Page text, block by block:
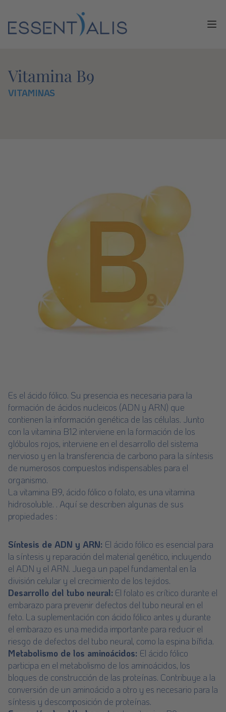
Vitamina B9
VITAMINAS
Es el ácido fólico. Su presencia es necesaria para la
formación de ácidos nucleicos (ADN y ARN) que
contienen la información genética de las células. Junto
con la vitamina B12 interviene en la formación de los
glóbulos rojos, interviene en el desarrollo del sistema
nervioso y en la transferencia de carbono para la síntesis
de numerosos compuestos indispensables para el
organismo.
La vitamina B9, ácido fólico o folato, es una vitamina
hidrosoluble. . Aquí se describen algunas de sus
propiedades :
Síntesis de ADN y ARN: El ácido fólico es esencial para
la síntesis y reparación del material genético, incluyendo
el ADN y el ARN. Juega un papel fundamental en la
división celular y el crecimiento de los tejidos.
Desarrollo del tubo neural: El folato es crítico durante el
embarazo para prevenir defectos del tubo neural en el
feto. La suplementación con ácido fólico antes y durante
el embarazo es una medida importante para reducir el
riesgo de defectos del tubo neural, como la espina bífida.
Metabolismo de los aminoácidos: El ácido fólico
participa en el metabolismo de los aminoácidos, los
bloques de construcción de las proteínas. Contribuye a la
conversión de un aminoácido a otro y es necesario para la
síntesis y descomposición de proteínas.